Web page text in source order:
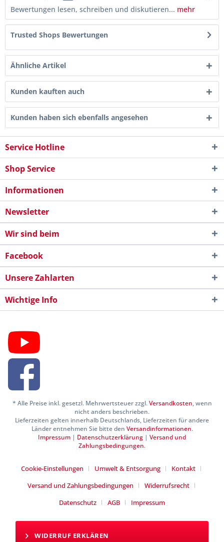
Bewertungen lesen, schreiben und diskutieren... mehr
Trusted Shops Bewertungen
Ähnliche Artikel
Kunden kauften auch
Kunden haben sich ebenfalls angesehen
Service Hotline
Shop Service
Informationen
Newsletter
Wir sind beim
Facebook
Unsere Zahlarten
Wichtige Info
* Alle Preise inkl. gesetzl. Mehrwertsteuer zzgl.Versandkosten, wenn
nicht anders beschrieben.
Lieferzeiten gelten innerhalb Deutschlands, Lieferzeiten für andere
Länder entnehmen Sie bitte den Versandinformationen.
Impressum | Datenschutzerklärung | Versand und
Zahlungsbedingungen.
Cookie-Einstellungen Umwelt & Entsorgung
Kontakt
Versand und Zahlungsbedingungen
Widerrufsrecht
Datenschutz
AGB Impressum
WIDERRUF ERKLÄREN